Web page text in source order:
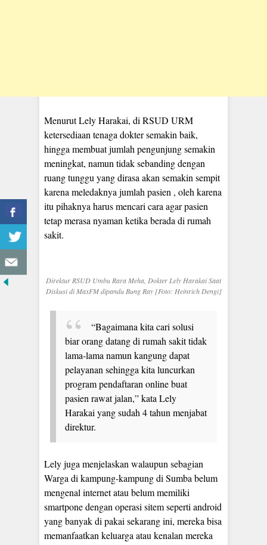
Menurut Lely Harakai, di RSUD URM
ketersediaan tenaga dokter semakin baik,
hingga membuat jumlah pengunjung semakin
meningkat, namun tidak sebanding dengan
ruang tunggu yang dirasa akan semakin sempit
karena meledaknya jumlah pasien , oleh karena
itu pihaknya harus mencari cara agar pasien
tetap merasa nyaman ketika berada di rumah
sakit.
Direktur RSUD Umbu Rara Meha, Dokter Lely Harakai Saat
Diskusi di MaxFM dipandu Bung Ray [Foto: Heinrich Dengi]
“Bagaimana kita cari solusi
biar orang datang di rumah sakit tidak
lama-lama namun kangung dapat
pelayanan sehingga kita luncurkan
program pendaftaran online buat
pasien rawat jalan,” kata Lely
Harakai yang sudah 4 tahun menjabat
direktur.
Lely juga menjelaskan walaupun sebagian
Warga di kampung-kampung di Sumba belum
mengenal internet atau belum memiliki
smartpone dengan operasi sitem seperti android
yang banyak di pakai sekarang ini, mereka bisa
memanfaatkan keluarga atau kenalan mereka